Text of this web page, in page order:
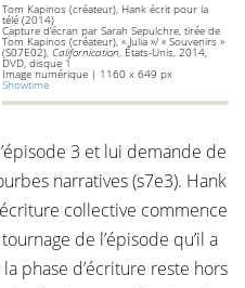
Tom Kapinos (créateur), Hank écrit pour la
télé (2014)
Capture d’écran par Sarah Sepulchre, tirée de
Tom Kapinos (créateur), « Julia »/ « Souvenirs »
(S07E02), Californication, États-Unis, 2014,
DVD, disque 1
Image numérique | 1160 x 649 px
Showtime
3 et lui demande de
narratives (s7e3). Hank
collective commence
de l’épisode qu’il a
phase d’écriture reste hors